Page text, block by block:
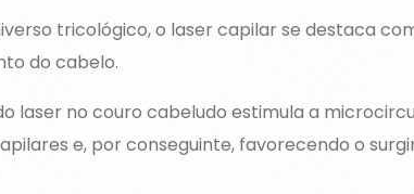
tricológico, o laser capilar se destaca
do cabelo.
laser no couro cabeludo estimula a
e, por conseguinte, favorecendo o